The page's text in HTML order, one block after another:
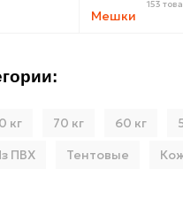
153
кг 70 кг 60 кг
ПВХ Тентовые